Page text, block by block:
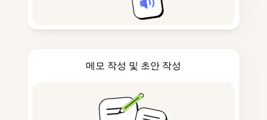
메모 작성 및 초안 작성